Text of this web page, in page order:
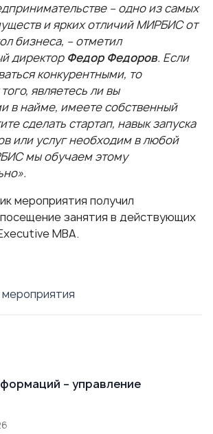
– одно из самых
и ярких отличий МИРБИС от
бизнеса, – отметил
директор Федор Федоров. Если
конкурентными, то
являетесь ли вы
в найме, имеете собственный
сделать стартап, навык запуска
или услуг необходим в любой
мы обучаем этому
мероприятия получил
занятия в действующих
MBA.
– управление